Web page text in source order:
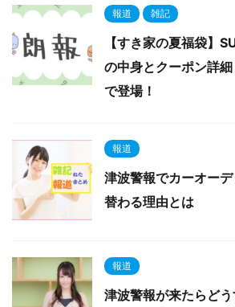
報道 雑記
【すき家の夏福袋】
の中身とクーポン詳
で登場！
報道
津波警報でカーオー
替わる理由とは
報道
津波警報が来たらど